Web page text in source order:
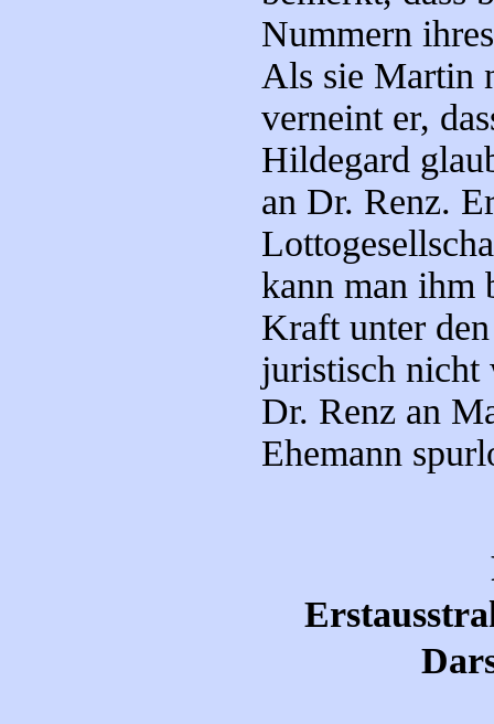
Nummern
Als sie Martin
verneint er,
Hildegard
an Dr. Renz.
kann man ihm
Kraft unter
juristisch nicht
Dr. Renz an
Ehemann